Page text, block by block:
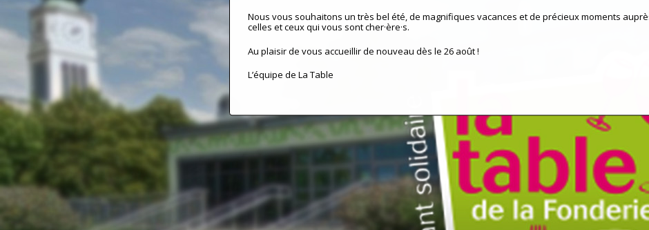
Nous vous souhaitons un très bel été, de magnifiques vacances et de précieux moments
celles et ceux qui vous sont cher·ère·s.
Au plaisir de vous accueillir de nouveau dès le 26 août !
L’équipe de La Table